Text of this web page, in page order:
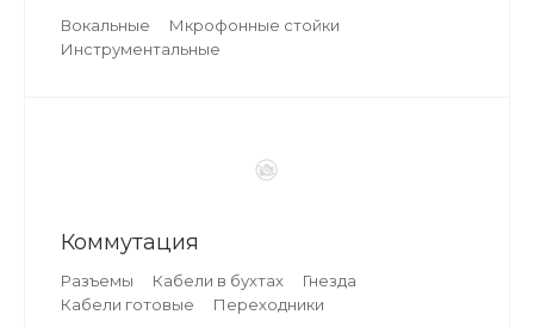
Вокальные
Мкрофонные стойки
Инструментальные
Коммутация
Разъемы Кабели в бухтах
Гнезда
Кабели готовые
Переходники